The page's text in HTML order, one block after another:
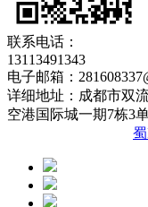
联系电话：
13113491343
电子邮箱：
详细地址：成都市双
空港国际城一期7栋3